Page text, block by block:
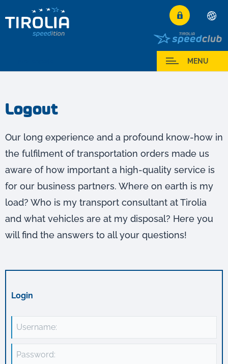
Deutsch
English
Română
MENU
Logout
Our long experience and a profound know-how in
the fulfilment of transportation orders made us
aware of how important a high-quality service is
for our business partners. Where on earth is my
load? Who is my transport consultant at Tirolia
and what vehicles are at my disposal? Here you
will find the answers to all your questions!
Login
Username:
Password: